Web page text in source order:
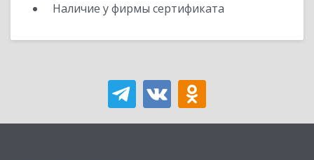
Наличие у фирмы сертификата